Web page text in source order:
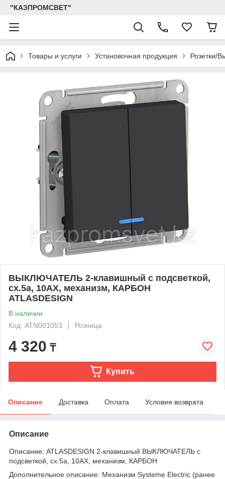
"КАЗПРОМСВЕТ"
Товары и услуги Установочная продукция Розетки/
ВЫКЛЮЧАТЕЛЬ 2-клавишный с подсветкой,
сх.5а, 10АХ, механизм, КАРБОН
ATLASDESIGN
В наличии
Код: ATN001053
Розница
4 320 ₸
Купить
Описание Доставка Оплата Условия возврата
Описание
Описание: ATLASDESIGN 2-клавишный ВЫКЛЮЧАТЕЛЬ с
подсветкой, сх.5а, 10АХ, механизм, КАРБОН
Дополнительное описание: Механизм Systeme Electric (ранее